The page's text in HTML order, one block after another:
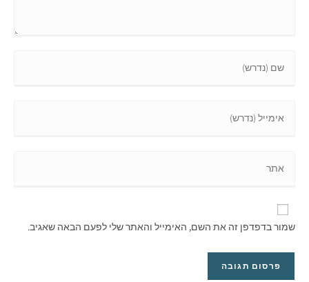
שמור בדפדפן זה את השם, האימייל והאתר שלי לפעם הבאה שאגיב.